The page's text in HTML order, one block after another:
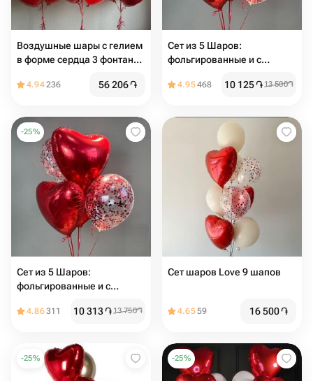
Воздушные шары с гелием
в форме сердца 3 фонтана
4.94236 56 206֏
Сет из 5 Шаров:
фольгированные и с
4.95468 10 125֏13 500֏
-25%
Сет из 5 Шаров:
фольгированные и с
4.86311 10 313֏13 750֏
Сет шаров Love 9 шапов
4.6559 16 500֏
-25% -25%